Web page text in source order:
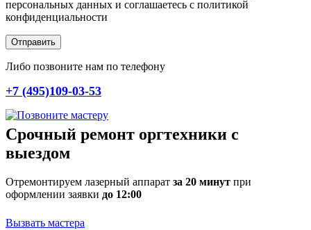
персональных данных и соглашаетесь c политикой
конфиденциальности
Отправить
Либо позвоните нам по телефону
+7 (495)109-03-53
Срочный ремонт оргтехники с
выездом
Отремонтируем лазерный аппарат за 20 минут при
оформлении заявки до 12:00
Вызвать мастера